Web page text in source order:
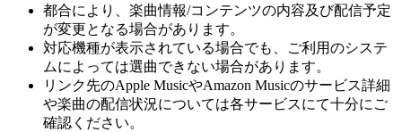
都合により、楽曲情報/コンテンツの内容及び配信予定
が変更となる場合があります。
対応機種が表示されている場合でも、ご利用のシステ
ムによっては選曲できない場合があります。
リンク先のApple MusicやAmazon Musicのサービス詳細
や楽曲の配信状況については各サービスにて十分にご
確認ください。